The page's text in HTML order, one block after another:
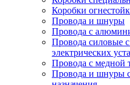
Коробки
Провода и шнуры
Провода с
Провода силовые
электрических
Провода с медной
Провода и шнуры